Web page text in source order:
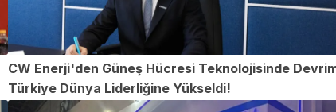
CW Enerji'den Güneş Hücresi Teknolojisinde
Türkiye Dünya Liderliğine Yükseldi!